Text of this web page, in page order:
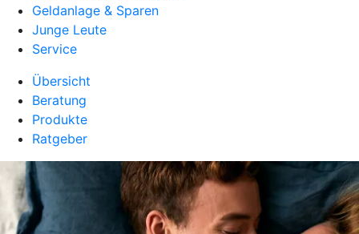
Geldanlage & Sparen
Junge Leute
Service
Übersicht
Beratung
Produkte
Ratgeber